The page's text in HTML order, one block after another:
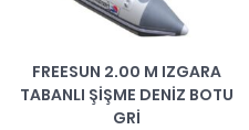
FREESUN 2.00 M IZGARA
TABANLI ŞIŞME DENIZ BOTU
GRI